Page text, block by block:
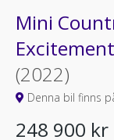
Mini
(2022)
Denna bil finns
248 900 kr